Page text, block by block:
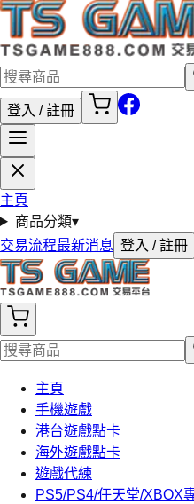
登入 / 註冊
主頁
商品分類▾
交易流程最新消息 登入 / 註冊
主頁
手機遊戲
港台遊戲點卡
海外遊戲點卡
遊戲代練
PS5/PS4/任天堂/XBOX